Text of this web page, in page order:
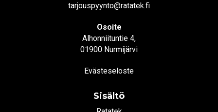
tarjouspyynto@ratatek.fi
Osoite
Alhonniituntie 4,
01900 Nurmijärvi
Evästeseloste
Sisältö